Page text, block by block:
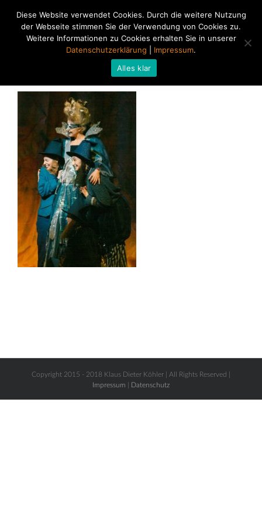
Copyright 2015 - 2018 Klaus Dieter Köhler | All Rights Reserved |
Impressum
Datenschutz
Diese Website verwendet Cookies. Durch die weitere Nutzung
der Webseite stimmen Sie der Verwendung von Cookies zu.
Weitere Informationen zu Cookies erhalten Sie in unserer
Datenschutzerklärung
Impressum.
Alles klar